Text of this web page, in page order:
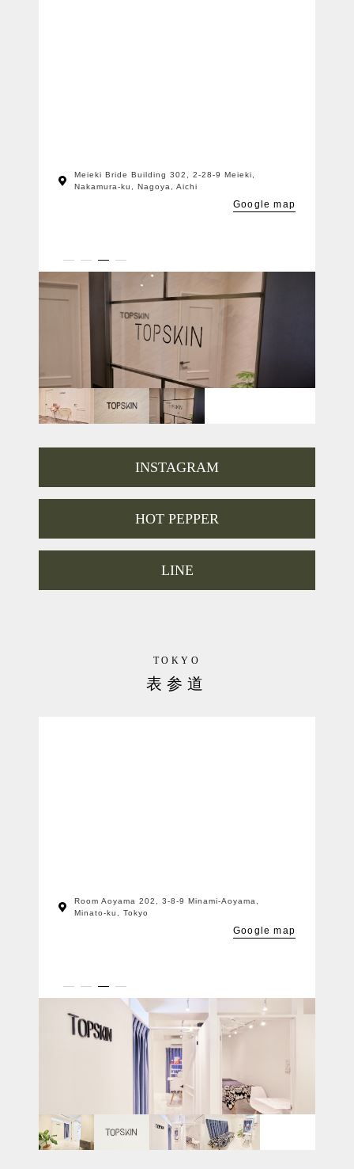
Meieki Bride Building 302, 2-28-9 Meieki,
Nakamura-ku, Nagoya, Aichi
Google map
INSTAGRAM
HOT PEPPER
LINE
TOKYO
表参道
Room Aoyama 202, 3-8-9 Minami-Aoyama,
Minato-ku, Tokyo
Google map